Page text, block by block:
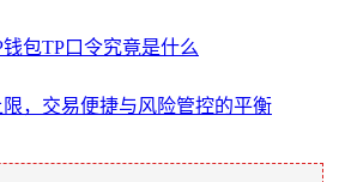
包TP口令究竟是什么
，交易便捷与风险管控的平衡